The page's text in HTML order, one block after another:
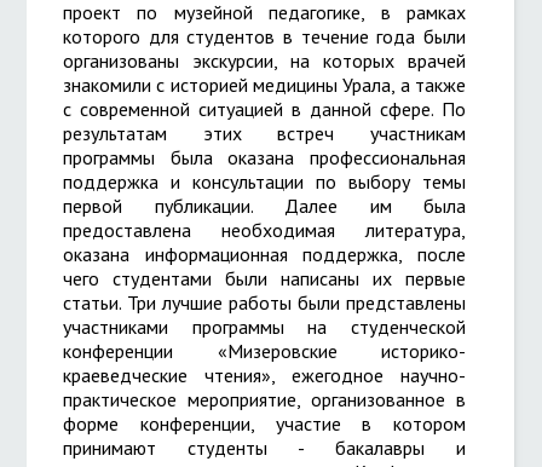
проект по музейной педагогике, в рамках
которого для студентов в течение года были
организованы экскурсии, на которых врачей
знакомили с историей медицины Урала, а также
с современной ситуацией в данной сфере. По
результатам этих встреч участникам
программы была оказана профессиональная
поддержка и консультации по выбору темы
первой публикации. Далее им была
предоставлена необходимая литература,
оказана информационная поддержка, после
чего студентами были написаны их первые
статьи. Три лучшие работы были представлены
участниками программы на студенческой
конференции «Мизеровские историко-
краеведческие чтения», ежегодное научно-
практическое мероприятие, организованное в
форме конференции, участие в котором
принимают студенты - бакалавры и